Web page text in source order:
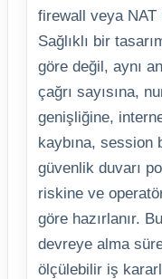
firewall veya NAT
Sağlıklı bir
göre değil, aynı
çağrı sayısına,
genişliğine,
kaybına, session
güvenlik duvarı
riskine ve
göre hazırlanır.
devreye alma
ölçülebilir iş